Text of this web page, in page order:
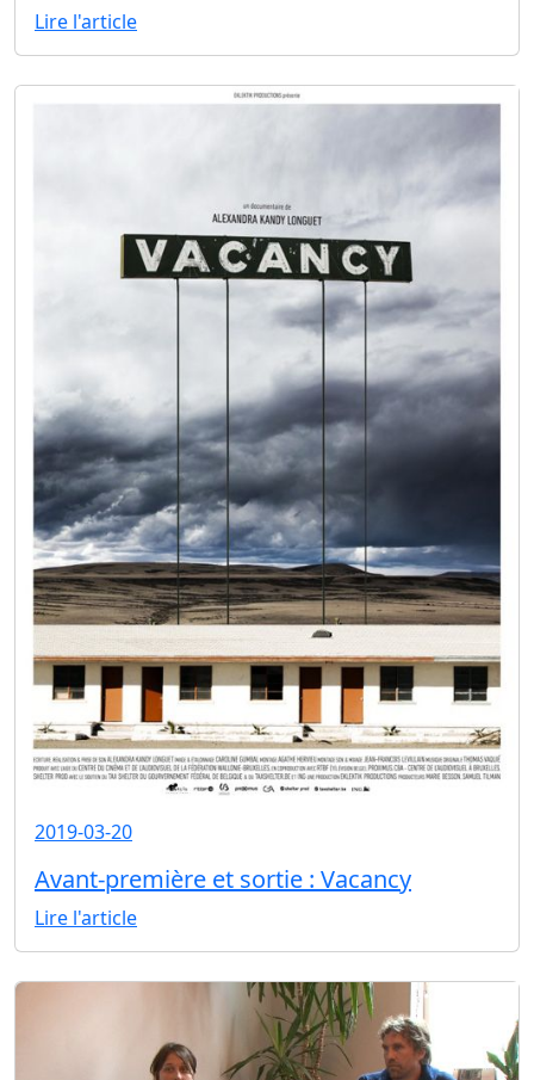
Lire l'article
2019-03-20
Avant-première et sortie : Vacancy
Lire l'article